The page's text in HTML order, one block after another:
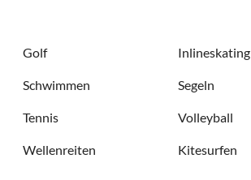
Golf Inlineskating
Schwimmen Segeln
Tennis Volleyball
Wellenreiten Kitesurfen